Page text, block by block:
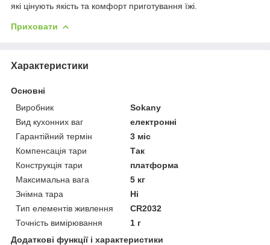
які цінують якість та комфорт приготування їжі.
Приховати
Характеристики
Основні
Виробник
Sokany
Вид кухонних ваг
електронні
Гарантійний термін
3 міс
Компенсація тари
Так
Конструкція тари
платформа
Максимальна вага
5 кг
Знімна тара
Ні
Тип елементів живлення
CR2032
Точність вимірювання
1 г
Додаткові функції і характеристики